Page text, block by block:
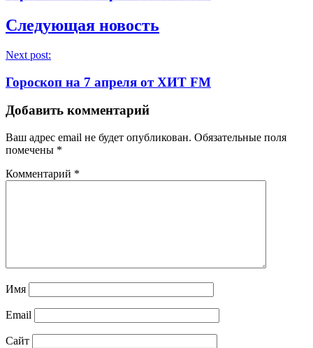
Следующая новость
Next post:
Гороскоп на 7 апреля от ХИТ FM
Добавить комментарий
Ваш адрес email не будет опубликован. Обязательные поля
помечены *
Комментарий *
Имя
Email
Сайт